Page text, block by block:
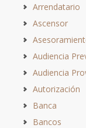
Arrendatario
Ascensor
Audiencia
Audiencia
Autorización
Banca
Bancos